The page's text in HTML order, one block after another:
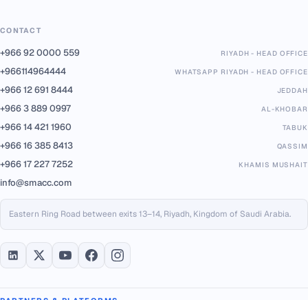
CONTACT
+966 92 0000 559 RIYADH - HEAD OFFICE
+966114964444 WHATSAPP RIYADH - HEAD OFFICE
+966 12 691 8444 JEDDAH
+966 3 889 0997 AL-KHOBAR
+966 14 421 1960 TABUK
+966 16 385 8413 QASSIM
+966 17 227 7252 KHAMIS MUSHAIT
info@smacc.com
Eastern Ring Road between exits 13–14, Riyadh, Kingdom of Saudi Arabia.